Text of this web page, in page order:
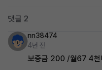
댓글 2
nn38474
4년 전
보증금 200 /월67 4천